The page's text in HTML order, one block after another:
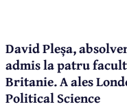
David Pleșa,
admis la patru
Britanie. A ales
Political Science